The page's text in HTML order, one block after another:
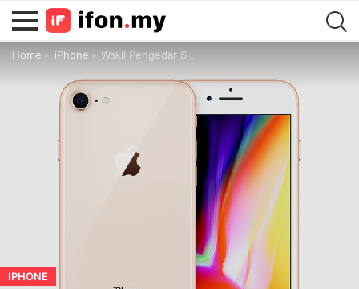
You are here:
Home iPhone Wakil Pengedar Sah Apple Mengalami Kekurangan Stok iPhone
IPHONE